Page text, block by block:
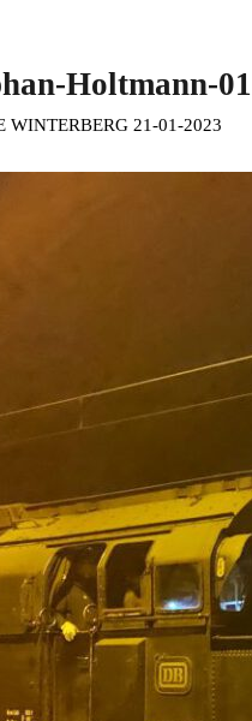
Holtmann-01
WINTERBERG 21-01-2023